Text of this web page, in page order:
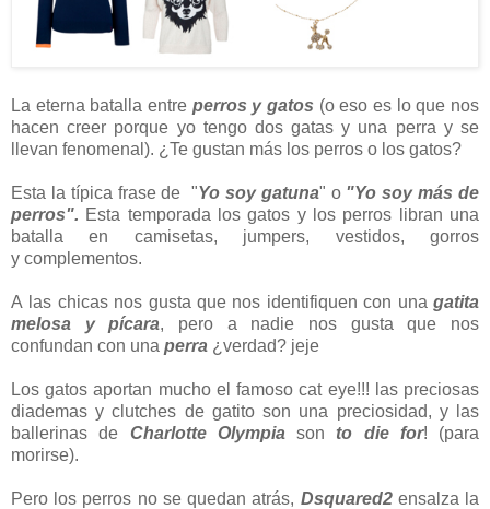
La eterna batalla entre perros y gatos (o eso es lo que nos
hacen creer porque yo tengo dos gatas y una perra y se
llevan fenomenal). ¿Te gustan más los perros o los gatos?
Esta la típica frase de "Yo soy gatuna" o "Yo soy más de
perros". Esta temporada los gatos y los perros libran una
batalla en camisetas, jumpers, vestidos, gorros
y complementos.
A las chicas nos gusta que nos identifiquen con una gatita
melosa y pícara, pero a nadie nos gusta que nos
confundan con una perra ¿verdad? jeje
Los gatos aportan mucho el famoso cat eye!!! las preciosas
diademas y clutches de gatito son una preciosidad, y las
ballerinas de Charlotte Olympia son to die for! (para
morirse).
Pero los perros no se quedan atrás, Dsquared2ensalza la